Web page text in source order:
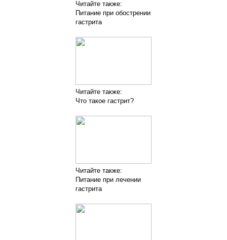
Читайте также:
Питание при обострении
гастрита
Читайте также:
Что такое гастрит?
Читайте также:
Питание при лечении
гастрита